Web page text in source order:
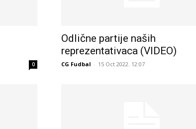
0
Odlične partije naših
reprezentativaca (VIDEO)
CG Fudbal - 15 Oct 2022. 12:07